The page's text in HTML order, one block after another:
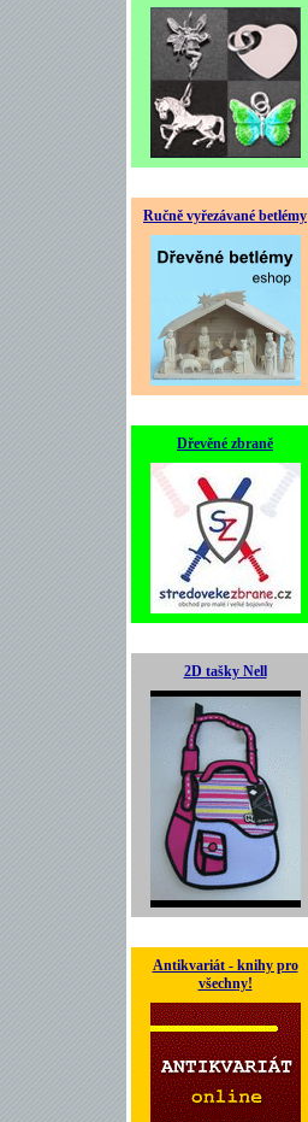
Ručně vyřezávané betlémy
Dřevěné zbraně
2D tašky Nell
Antikvariát - knihy pro
všechny!